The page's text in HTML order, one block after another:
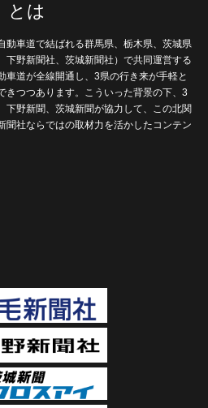
とは
車道で結ばれる群馬県、栃木県、茨城県
下野新聞社、茨城新聞社）で共同運営する
車道が全線開通し、3県の行き来が手軽と
きつつあります。こういった背景の下、3
下野新聞、茨城新聞が協力して、この北関
聞社ならではの取材力を活かしたコンテン